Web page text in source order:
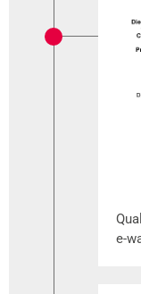
e-